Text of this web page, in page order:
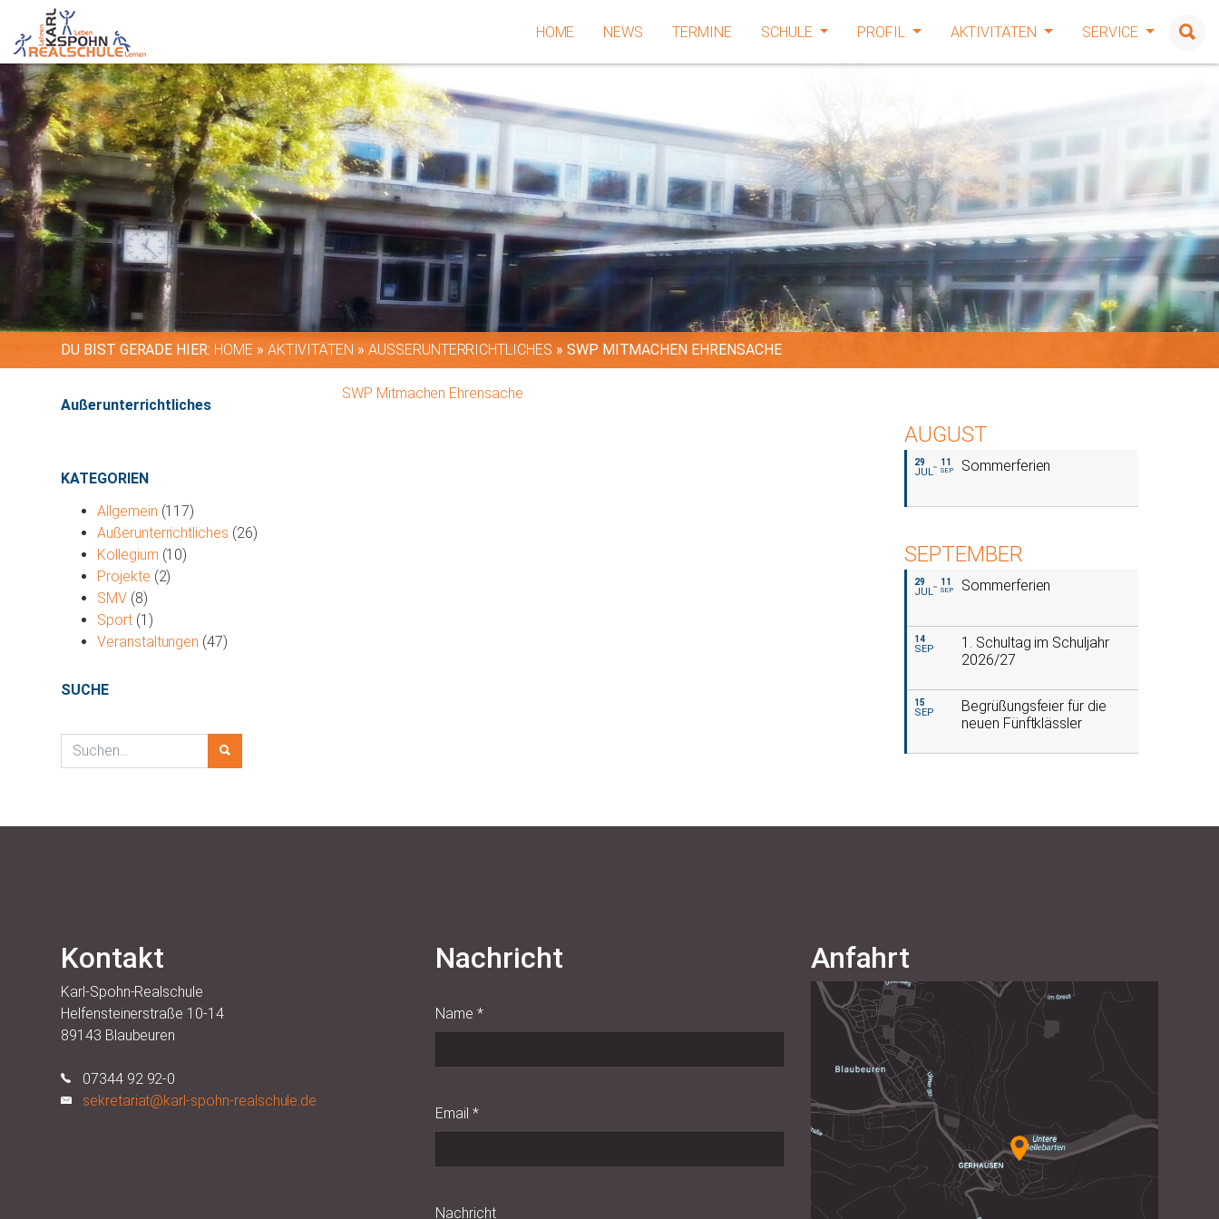
HOME NEWS TERMINE SCHULE PROFIL AKTIVITÄTEN SERVICE
DU BIST GERADE HIER: HOME » AKTIVITÄTEN »AUSSERUNTERRICHTLICHES » SWP MITMACHEN EHRENSACHE
Außerunterrichtliches
KATEGORIEN
Allgemein (117)
Außerunterrichtliches (26)
Kollegium (10)
Projekte (2)
SMV(8)
Sport(1)
Veranstaltungen (47)
SUCHE
SWP Mitmachen Ehrensache
AUGUST
29
JUL
11
SEP Sommerferien
SEPTEMBER
29
JUL
11
SEP Sommerferien
14
SEP
1. Schultag im Schuljahr
2026/27
15
SEP
Begrüßungsfeier für die
neuen Fünftklässler
Kontakt
Karl-Spohn-Realschule
Helfensteinerstraße 10-14
89143 Blaubeuren
07344 92 92-0
sekretariat@karl-spohn-realschule.de
Nachricht
Name*
Email*
Nachricht
Anfahrt